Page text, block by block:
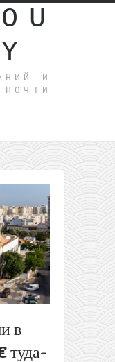
И
в
туда-
в одной
поездке
79€ из
Варшавы
с
Вильнюса